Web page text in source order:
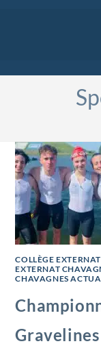
COLLÈGE
EXTERNAT
CHAVAGNES
Gravelines